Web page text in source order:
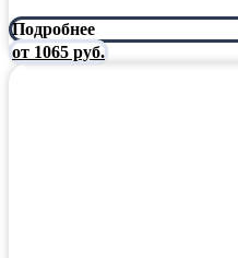
Подробнее
от 1065 руб.